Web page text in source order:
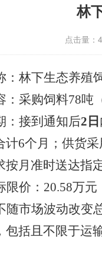
林
点击量
： 林下生态养殖
： 采购饲料78吨
接到通知后2 日
计6个月；供货
按月准时送达指
限价 ： 20.58万元
随市场波动改变
包括且不限于运